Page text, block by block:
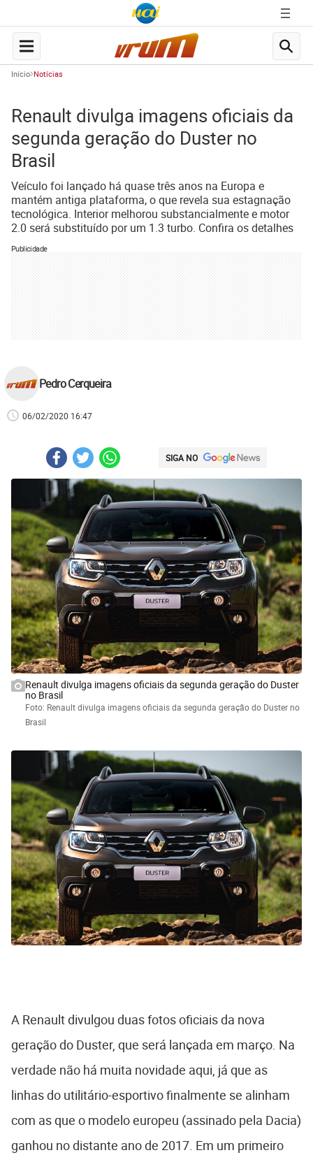
Início Notícias
Renault divulga imagens oficiais da
segunda geração do Duster no
Brasil
Veículo foi lançado há quase três anos na Europa e
mantém antiga plataforma, o que revela sua estagnação
tecnológica. Interior melhorou substancialmente e motor
2.0 será substituído por um 1.3 turbo. Confira os detalhes
Publicidade
Pedro Cerqueira
06/02/2020 16:47
SIGA NO
Renault divulga imagens oficiais da segunda geração do Duster
no Brasil
Foto: Renault divulga imagens oficiais da segunda geração do Duster no
Brasil
A Renault divulgou duas fotos oficiais da nova
geração do Duster, que será lançada em março. Na
verdade não há muita novidade aqui, já que as
linhas do utilitário-esportivo finalmente se alinham
com as que o modelo europeu (assinado pela Dacia)
ganhou no distante ano de 2017. Em um primeiro